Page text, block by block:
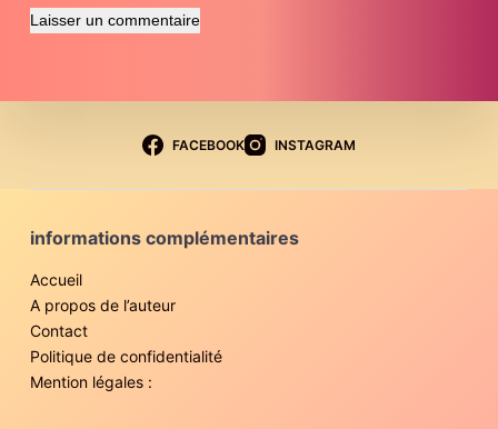
Laisser un commentaire
FACEBOOK INSTAGRAM
informations complémentaires
Accueil
A propos de l’auteur
Contact
Politique de confidentialité
Mention légales :